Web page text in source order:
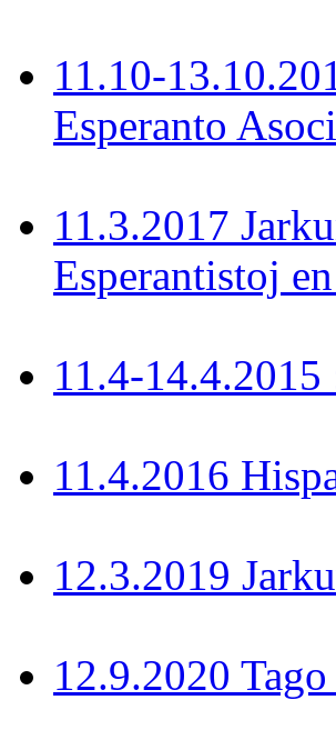
11.10-
Esperanto
11.3.2017
Esperantistoj
11.4-
11.4.2016
12.3.2019
12.9.2020